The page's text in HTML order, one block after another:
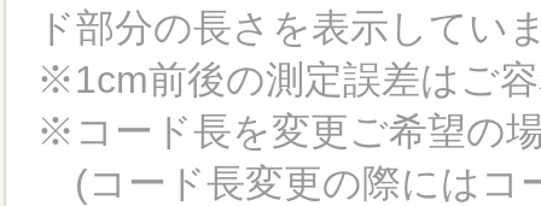
ド部分の長さを表示してい
※1cm前後の測定誤差はご
※コード長を変更ご希望の
(コード長変更の際にはコ